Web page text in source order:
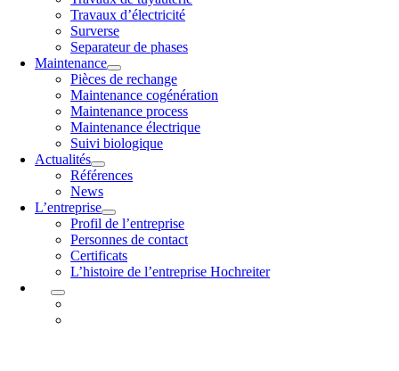
Travaux d’électricité
Surverse
Separateur de phases
Maintenance
Pièces de rechange
Maintenance cogénération
Maintenance process
Maintenance électrique
Suivi biologique
Actualités
Références
News
L’entreprise
Profil de l’entreprise
Personnes de contact
Certificats
L’histoire de l’entreprise Hochreiter